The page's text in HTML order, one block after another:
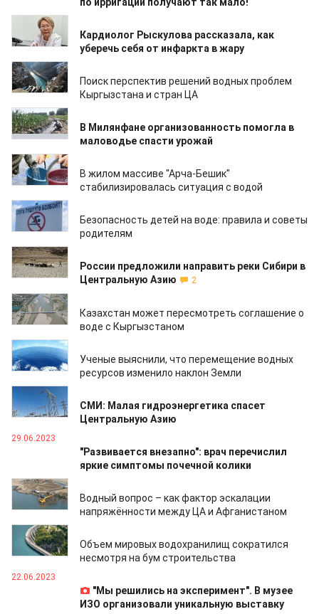
10.07.2023
Кардиолог Рыскулова рассказала, как
уберечь себя от инфаркта в жару
08.07.2023
Поиск перспектив решений водных проблем
Кыргызстана и стран ЦА
07.07.2023
В Милянфане организованность помогла в
маловодье спасти урожай
07.07.2023
В жилом массиве "Арча-Бешик"
стабилизировалась ситуация с водой
06.07.2023
Безопасность детей на воде: правила и советы
родителям
03.07.2023
России предложили направить реки Сибири в
Центральную Азию
2
03.07.2023
Казахстан может пересмотреть соглашение о
воде с Кыргызстаном
01.07.2023
Ученые выяснили, что перемещение водных
ресурсов изменило наклон Земли
01.07.2023
СМИ: Малая гидроэнергетика спасет
Центральную Азию
29.06.2023
"Развивается внезапно": врач перечислил
яркие симптомы почечной колики
28.06.2023
Водный вопрос – как фактор эскалации
напряжённости между ЦА и Афганистаном
26.06.2023
Объем мировых водохранилищ сократился
несмотря на бум строительства
22.06.2023
"Мы решились на эксперимент". В музее
ИЗО организовали уникальную выставку